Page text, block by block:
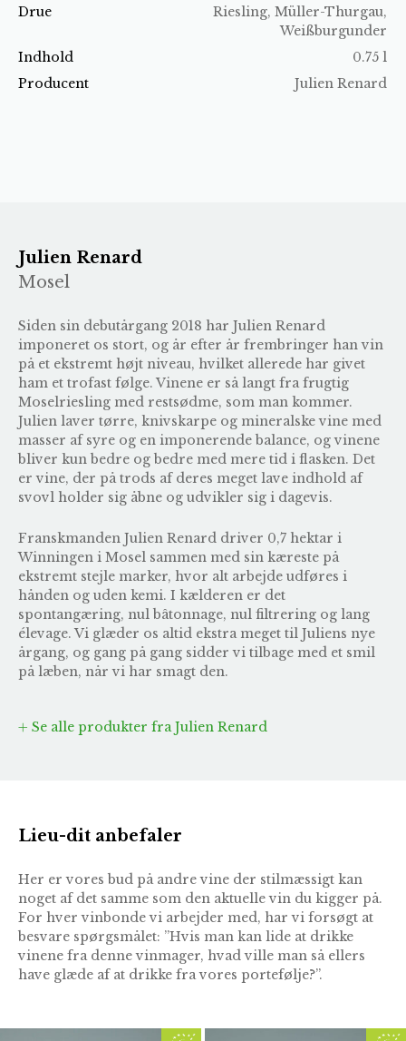
Drue
Riesling, Müller-Thurgau,
Weißburgunder
Indhold
0.75 l
Producent
Julien Renard
Julien Renard
Mosel
Siden sin debutårgang 2018 har Julien Renard
imponeret os stort, og år efter år frembringer han vin
på et ekstremt højt niveau, hvilket allerede har givet
ham et trofast følge. Vinene er så langt fra frugtig
Moselriesling med restsødme, som man kommer.
Julien laver tørre, knivskarpe og mineralske vine med
masser af syre og en imponerende balance, og vinene
bliver kun bedre og bedre med mere tid i flasken. Det
er vine, der på trods af deres meget lave indhold af
svovl holder sig åbne og udvikler sig i dagevis.
Franskmanden Julien Renard driver 0,7 hektar i
Winningen i Mosel sammen med sin kæreste på
ekstremt stejle marker, hvor alt arbejde udføres i
hånden og uden kemi. I kælderen er det
spontangæring, nul bâtonnage, nul filtrering og lang
élevage. Vi glæder os altid ekstra meget til Juliens nye
årgang, og gang på gang sidder vi tilbage med et smil
på læben, når vi har smagt den.
Se alle produkter fra Julien Renard
Lieu-dit anbefaler
Her er vores bud på andre vine der stilmæssigt kan
noget af det samme som den aktuelle vin du kigger på.
For hver vinbonde vi arbejder med, har vi forsøgt at
besvare spørgsmålet: ”Hvis man kan lide at drikke
vinene fra denne vinmager, hvad ville man så ellers
have glæde af at drikke fra vores portefølje?”.